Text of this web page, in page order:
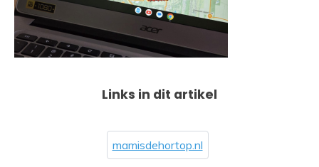
Links in dit artikel
mamisdehortop.nl